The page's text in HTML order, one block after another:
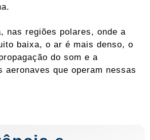
nas regiões polares, onde a
baixa, o ar é mais denso, o
do som e a
aeronaves que operam nessas